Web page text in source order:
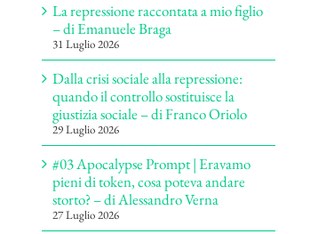
La repressione raccontata a mio figlio
– di Emanuele Braga
31 Luglio 2026
Dalla crisi sociale alla repressione:
quando il controllo sostituisce la
giustizia sociale – di Franco Oriolo
29 Luglio 2026
#03 Apocalypse Prompt | Eravamo
pieni di token, cosa poteva andare
storto? – di Alessandro Verna
27 Luglio 2026